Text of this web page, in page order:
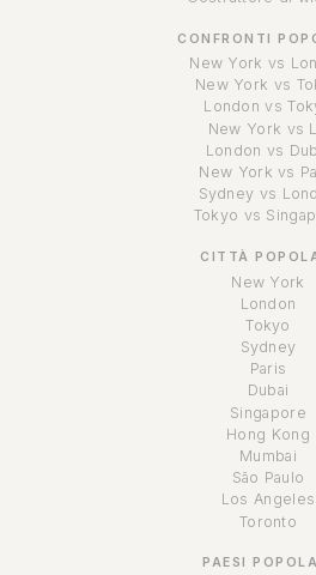
CONFRONTI
New York vs
New York vs
London vs
New York vs
London vs
New York vs
Sydney vs
Tokyo vs
CITTÀ
New York
London
Tokyo
Sydney
Paris
Dubai
Singapore
Hong Kong
Mumbai
São Paulo
Los Angeles
Toronto
PAESI